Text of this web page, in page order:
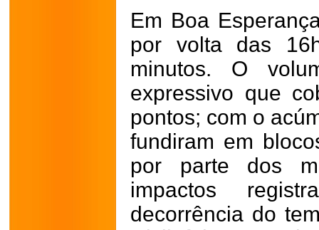
Em Boa
por volta das
minutos. O
expressivo que
pontos; com o
fundiram em
por parte dos
impactos
decorrência do